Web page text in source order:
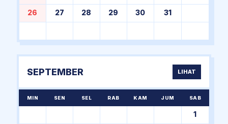
26 27 28 29 30 31
SEPTEMBER LIHAT
MIN SEN SEL RAB KAM JUM SAB
1